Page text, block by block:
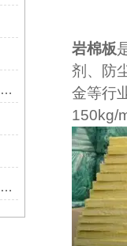
外墙岩棉板遇到特殊天气时要如何保证施工
聚氨酯保温管，保温棉，保温工程生产设备
岩棉板
剂、防
金等行
150kg/